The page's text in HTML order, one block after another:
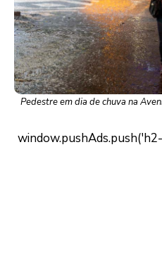
Pedestre em dia de chuva na